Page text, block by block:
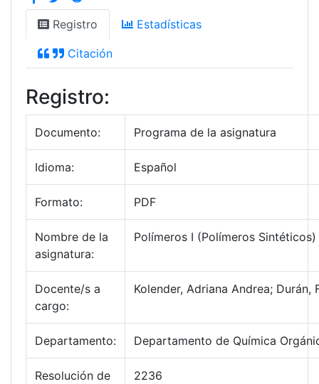
Registro Estadísticas
Citación
Registro:
Documento: Programa de la asignatura
Idioma: Español
Formato: PDF
Nombre de la
asignatura:
Polímeros I (Polímeros
Docente/s a
cargo:
Kolender, Adriana Andrea; Durán,
Departamento: Departamento de Química
Resolución de
2236